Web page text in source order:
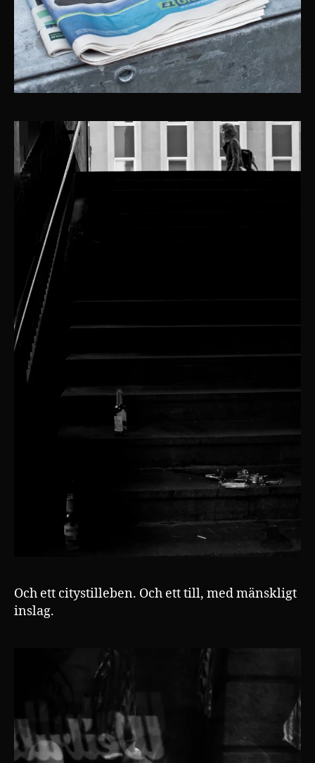
Och ett citystilleben. Och ett till, med mänskligt
inslag.